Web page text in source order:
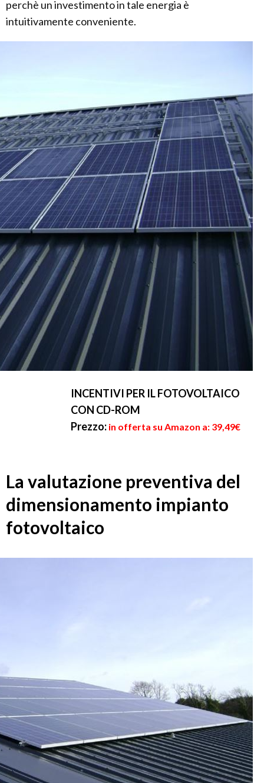
perchè un investimento in tale energia è
intuitivamente conveniente.
INCENTIVI PER IL FOTOVOLTAICO
CON CD-ROM
Prezzo: in offerta su Amazon a: 39,49€
La valutazione preventiva del
dimensionamento impianto
fotovoltaico